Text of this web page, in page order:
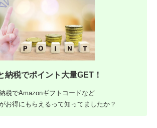
納税でポイント大量GET！
税でAmazonギフトコードなど
お得にもらえるって知ってましたか？